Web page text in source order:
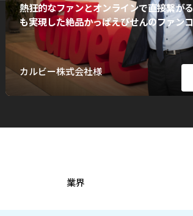
熱狂的なファンとオンラインで直接繋が
も実現した絶品かっぱえびせんのファン
カルビー株式会社様
業界